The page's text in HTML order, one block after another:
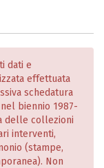
dati e
effettuata
schedatura
biennio 1987-
delle collezioni
interventi,
(stampe,
Non